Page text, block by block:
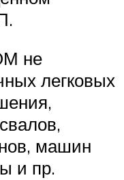
не
легковых
машин
и пр.